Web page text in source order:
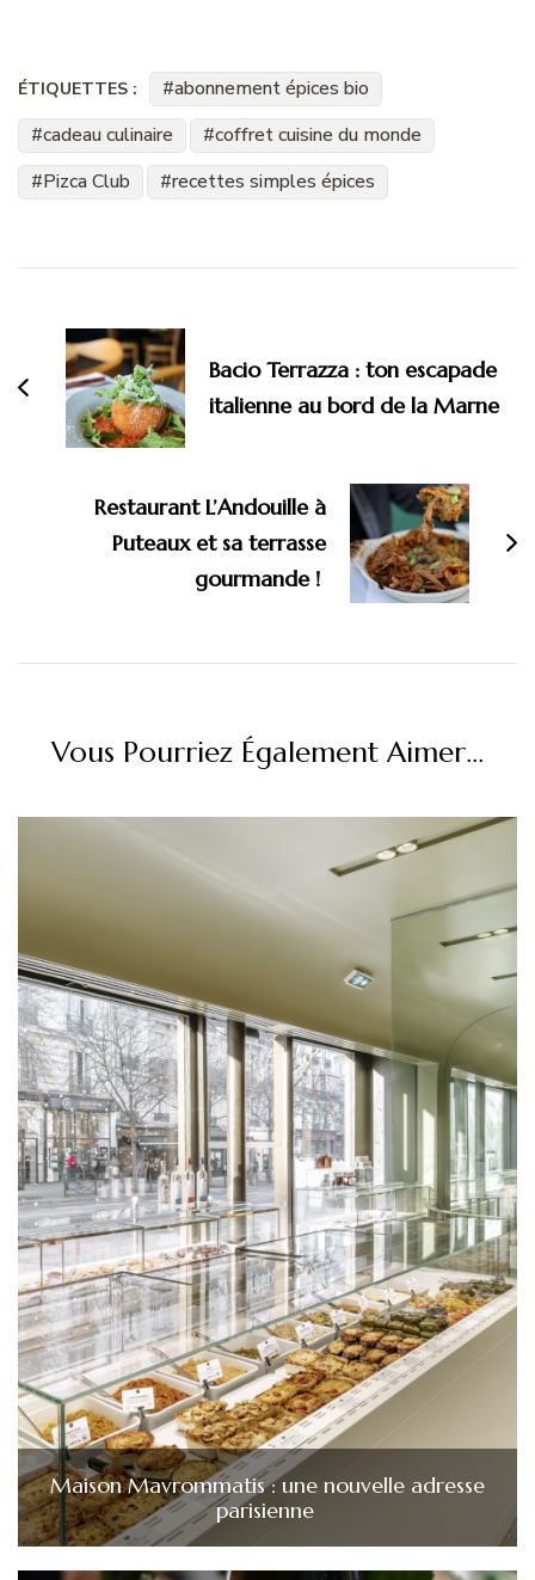
ÉTIQUETTES :
abonnement épices bio
cadeau culinaire
coffret cuisine du monde
Pizca Club
recettes simples épices
d'article
Bacio Terrazza : ton escapade
italienne au bord de la Marne
Restaurant L’Andouille à
Puteaux et sa terrasse
gourmande !
Vous Pourriez Également Aimer...
Maison Mavrommatis : une nouvelle adresse
parisienne